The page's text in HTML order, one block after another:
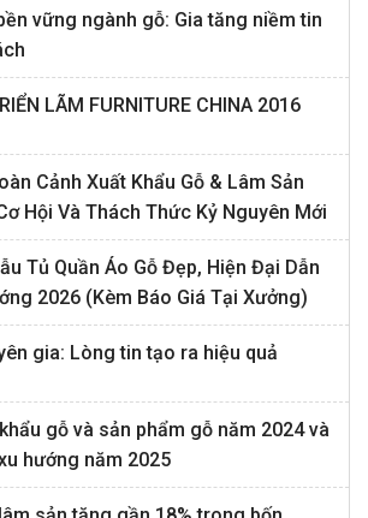
vững ngành gỗ: Gia tăng niềm tin
LÃM FURNITURE CHINA 2016
Cảnh Xuất Khẩu Gỗ & Lâm Sản
Hội Và Thách Thức Kỷ Nguyên Mới
Tủ Quần Áo Gỗ Đẹp, Hiện Đại Dẫn
2026 (Kèm Báo Giá Tại Xưởng)
gia: Lòng tin tạo ra hiệu quả
gỗ và sản phẩm gỗ năm 2024 và
hướng năm 2025